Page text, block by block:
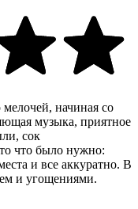
начиная со
музыка, приятное
сок
что было нужно:
и все аккуратно. В
и угощениями.